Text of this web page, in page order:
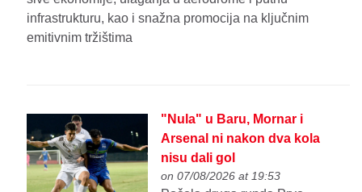
infrastrukturu, kao i snažna promocija na ključnim
emitivnim tržištima
"Nula" u Baru, Mornar i
Arsenal ni nakon dva kola
nisu dali gol
on 07/08/2026 at 19:53